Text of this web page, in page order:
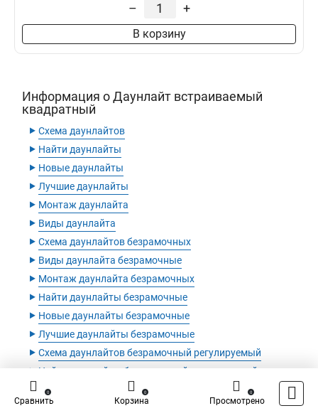
– +
В корзину
Информация о Даунлайт встраиваемый
квадратный
‣ Схема даунлайтов
‣ Найти даунлайты
‣ Новые даунлайты
‣ Лучшие даунлайты
‣ Монтаж даунлайта
‣ Виды даунлайта
‣ Схема даунлайтов безрамочных
‣ Виды даунлайта безрамочные
‣ Монтаж даунлайта безрамочных
‣ Найти даунлайты безрамочные
‣ Новые даунлайты безрамочные
‣ Лучшие даунлайты безрамочные
‣ Схема даунлайтов безрамочный регулируемый
‣ Найти даунлайты безрамочный регулируемый
‣ Новые даунлайты безрамочный регулируемый
‣ Лучшие даунлайты безрамочный регулируемый
Сравнить
0
Корзина
0
Просмотрено
0